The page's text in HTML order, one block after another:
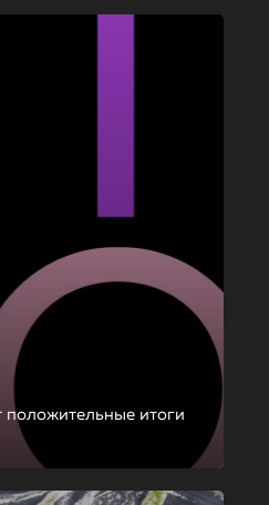
положительные итоги